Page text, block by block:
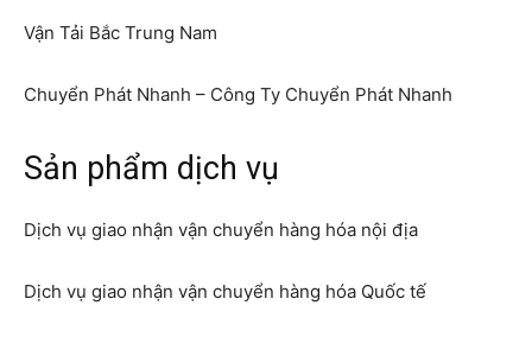
Vận Tải Bắc Trung Nam
Chuyển Phát Nhanh – Công Ty Chuyển Phát Nhanh
Sản phẩm dịch vụ
Dịch vụ giao nhận vận chuyển hàng hóa nội địa
Dịch vụ giao nhận vận chuyển hàng hóa Quốc tế